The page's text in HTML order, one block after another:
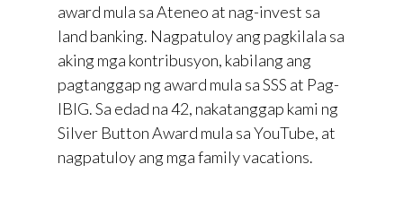
award mula sa Ateneo at nag-invest sa
land banking. Nagpatuloy ang pagkilala sa
aking mga kontribusyon, kabilang ang
pagtanggap ng award mula sa SSS at Pag-
IBIG. Sa edad na 42, nakatanggap kami ng
Silver Button Award mula sa YouTube, at
nagpatuloy ang mga family vacations.